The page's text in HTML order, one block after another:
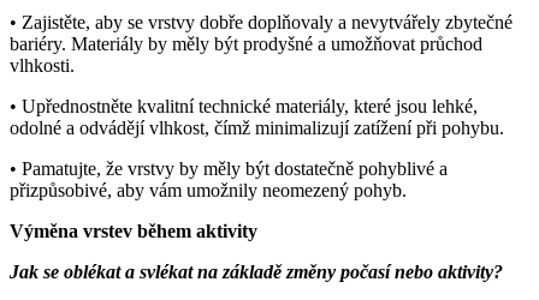
• Zajistěte, aby se vrstvy dobře doplňovaly a nevytvářely zbytečné
bariéry. Materiály by měly být prodyšné a umožňovat průchod
vlhkosti.
• Upřednostněte kvalitní technické materiály, které jsou lehké,
odolné a odvádějí vlhkost, čímž minimalizují zatížení při pohybu.
• Pamatujte, že vrstvy by měly být dostatečně pohyblivé a
přizpůsobivé, aby vám umožnily neomezený pohyb.
Výměna vrstev během aktivity
Jak se oblékat a svlékat na základě změny počasí nebo aktivity?